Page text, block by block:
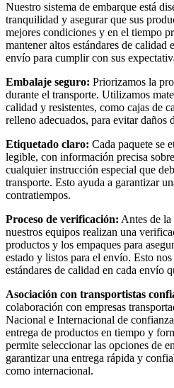
Nuestro sistema de embarque está
tranquilidad y asegurar que sus
mejores condiciones y en el tiempo
mantener altos estándares de calidad
envío para cumplir con sus
Embalaje seguro: Priorizamos la
durante el transporte. Utilizamos
calidad y resistentes, como cajas de
relleno adecuados, para evitar daños
Etiquetado claro: Cada paquete se
legible, con información precisa
cualquier instrucción especial que
transporte. Esto ayuda a garantizar
contratiempos.
Proceso de verificación: Antes de la
nuestros equipos realizan una
productos y los empaques para
estado y listos para el envío. Esto
estándares de calidad en cada envío
Asociación con transportistas
colaboración con empresas
Nacional e Internacional de
entrega de productos en tiempo y
permite seleccionar las opciones de
garantizar una entrega rápida y
como internacional.